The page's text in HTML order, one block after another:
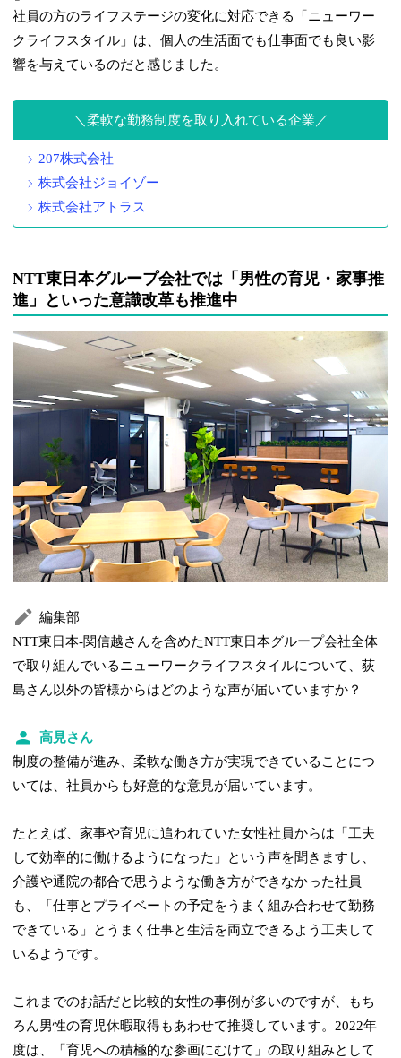
社員の方のライフステージの変化に対応できる「ニューワー
クライフスタイル」は、個人の生活面でも仕事面でも良い影
響を与えているのだと感じました。
柔軟な勤務制度を取り入れている企業
207株式会社
株式会社ジョイゾー
株式会社アトラス
NTT東日本グループ会社では「男性の育児・家事推
進」といった意識改革も推進中
編集部
NTT東日本-関信越さんを含めたNTT東日本グループ会社全体
で取り組んでいるニューワークライフスタイルについて、荻
島さん以外の皆様からはどのような声が届いていますか？
高見さん
制度の整備が進み、柔軟な働き方が実現できていることにつ
いては、社員からも好意的な意見が届いています。
たとえば、家事や育児に追われていた女性社員からは「工夫
して効率的に働けるようになった」という声を聞きますし、
介護や通院の都合で思うような働き方ができなかった社員
も、「仕事とプライベートの予定をうまく組み合わせて勤務
できている」とうまく仕事と生活を両立できるよう工夫して
いるようです。
これまでのお話だと比較的女性の事例が多いのですが、もち
ろん男性の育児休暇取得もあわせて推奨しています。2022年
度は、「育児への積極的な参画にむけて」の取り組みとして